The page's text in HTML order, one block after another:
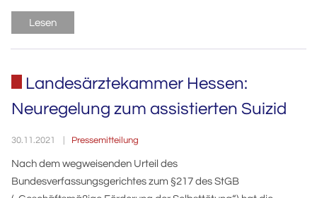
Lesen
Landesärztekammer Hessen:
Neuregelung zum assistierten Suizid
30.11.2021 Pressemitteilung
Nach dem wegweisenden Urteil des
Bundesverfassungsgerichtes zum §217 des StGB